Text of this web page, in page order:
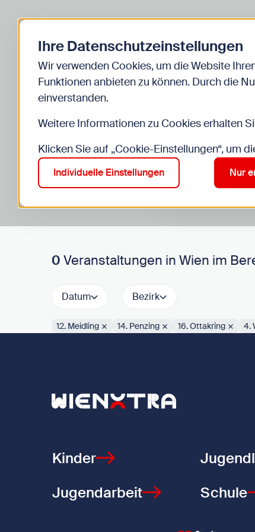
Start Kinder Veranstaltungen
Suche im Bereich
Suchen
0 Veranstaltungen in Wien im
Datum Bezirk
Aktive Filter:
12. Meidling 14. Penzing 16. Ottakring 4.
Zurück zur Startseite
Kinder
Jugendarbeit
Schule
Ihre Datenschutzeinstellungen
Wir verwenden Cookies, um die Website
Funktionen anbieten zu können. Durch die
einverstanden.
Weitere Informationen zu Cookies erhalten
Klicken Sie auf „Cookie-Einstellungen“, um
Individuelle Einstellungen Nur